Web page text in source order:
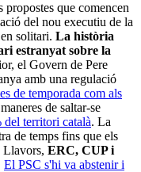
propostes que comencen
del nou executiu de la
solitari. La història
estranyat sobre la
el Govern de Pere
amb una regulació
de temporada com als
de saltar-se
del territori català. La
de temps fins que els
Llavors, ERC, CUP i
El PSC s'hi va abstenir i